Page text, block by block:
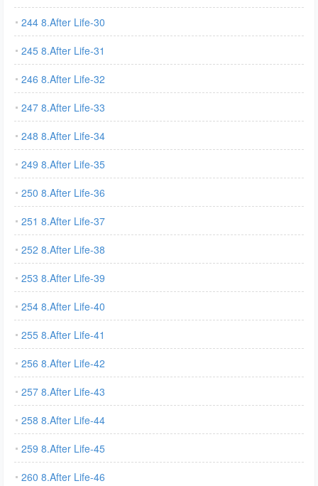
244 8.After Life-30
245 8.After Life-31
246 8.After Life-32
247 8.After Life-33
248 8.After Life-34
249 8.After Life-35
250 8.After Life-36
251 8.After Life-37
252 8.After Life-38
253 8.After Life-39
254 8.After Life-40
255 8.After Life-41
256 8.After Life-42
257 8.After Life-43
258 8.After Life-44
259 8.After Life-45
260 8.After Life-46